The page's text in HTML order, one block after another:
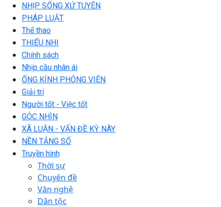
NHỊP SỐNG XỨ TUYÊN
PHÁP LUẬT
Thể thao
THIẾU NHI
Chính sách
Nhịp cầu nhân ái
ỐNG KÍNH PHÓNG VIÊN
Giải trí
Người tốt - Việc tốt
GÓC NHÌN
XÃ LUẬN - VẤN ĐỀ KỲ NÀY
NỀN TẢNG SỐ
Truyền hình
Thời sự
Chuyên đề
Văn nghệ
Dân tộc